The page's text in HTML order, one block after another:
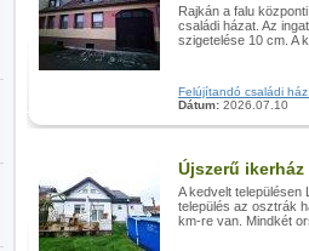
Rajkán a falu
családi házat. Az
szigetelése 10 cm. A
Felújítandó családi
Dátum: 2026.07.10
Újszerű
A kedvelt településen
település az osztrák
km-re van. Mindkét